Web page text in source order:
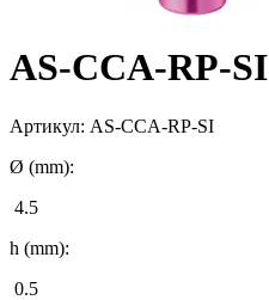
AS-CCA-RP-SI
Артикул: AS-CCA-RP-SI
Ø (mm):
4.5
h (mm):
0.5